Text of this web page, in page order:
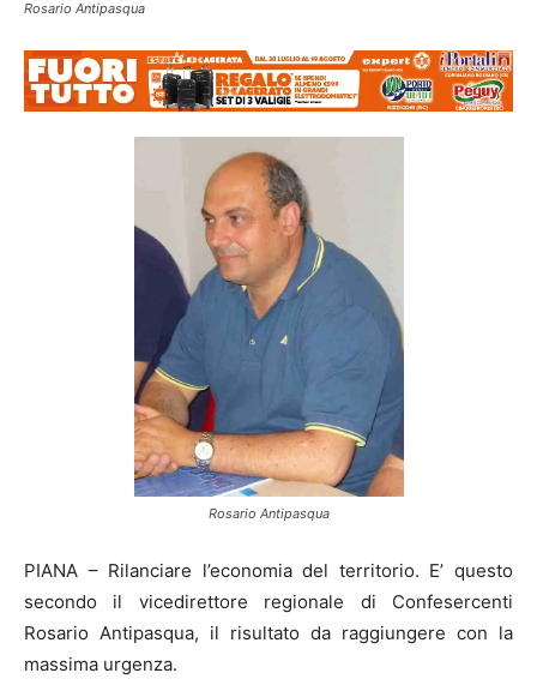
Rosario Antipasqua
Rosario Antipasqua
PIANA – Rilanciare l’economia del territorio. E’ questo
secondo il vicedirettore regionale di Confesercenti
Rosario Antipasqua, il risultato da raggiungere con la
massima urgenza.